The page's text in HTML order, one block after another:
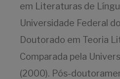
em Literaturas de
Universidade Federal
Doutorado em Teoria
Comparada pela
(2000). Pós-